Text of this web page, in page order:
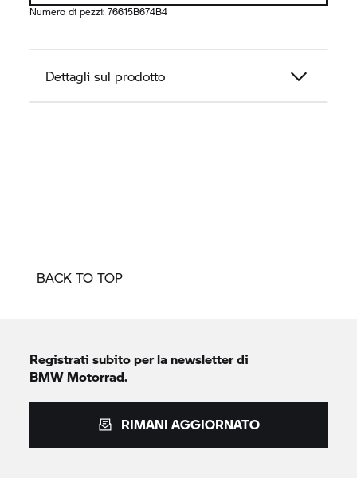
Numero di pezzi:76615B674B4
Dettagli sul prodotto
BACK TO TOP
Registrati subito per la newsletter di
BMW Motorrad.
RIMANI AGGIORNATO